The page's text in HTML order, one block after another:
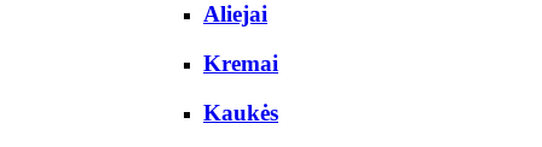
Aliejai
Kremai
Kaukės